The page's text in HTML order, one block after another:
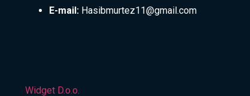
E-mail: Hasibmurtez11@gmail.com
Widget D.o.o.